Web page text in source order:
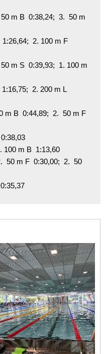
m B  0:38,24;  3.  50 m
m S  0:39,93;  1. 100 m
m B  0:44,89;  2.  50 m F
100 m B  1:13,60
50 m F  0:30,00;  2.  50
                                 4.  50 m S  0:35,37